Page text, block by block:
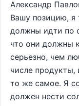
Александр
Вашу позицию, я
должны идти по
что они должны
серьезно, чем
числе продукты,
то же самое. Я
должен нести